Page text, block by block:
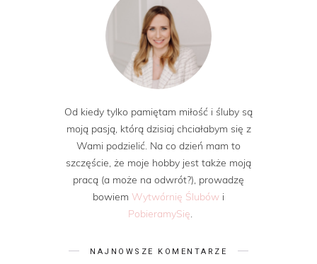
Od kiedy tylko pamiętam miłość i śluby są
moją pasją, którą dzisiaj chciałabym się z
Wami podzielić. Na co dzień mam to
szczęście, że moje hobby jest także moją
pracą (a może na odwrót?), prowadzę
bowiem Wytwórnię Ślubów i
PobieramySię
NAJNOWSZE KOMENTARZE